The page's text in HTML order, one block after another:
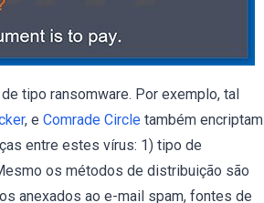
tipo ransomware. Por exemplo, tal
, e Comrade Circle também encriptam
entre estes vírus: 1) tipo de
os métodos de distribuição são
anexados ao e-mail spam, fontes de